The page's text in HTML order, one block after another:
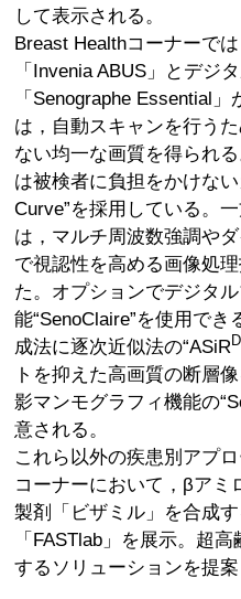
して表示される。
Breast Healthコーナーで
「Invenia ABUS」とデジ
「Senographe Essential
は，自動スキャンを行う
ない均一な画質を得られ
は被検者に負担をかけな
Curve”を採用している。
は，マルチ周波数強調や
で視認性を高める画像処
た。オプションでデジタ
能“SenoClaire”を使用で
成法に逐次近似法の“ASiR
トを抑えた高画質の断層
影マンモグラフィ機能の
意される。
これら以外の疾患別アプ
コーナーにおいて，βアミ
製剤「ビザミル」を合成
「FASTlab」を展示。超
するソリューションを提案